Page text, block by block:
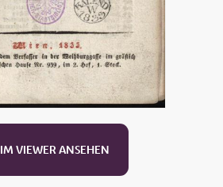
IM VIEWER ANSEHEN